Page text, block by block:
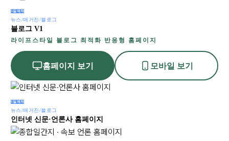
5일제작
뉴스/매거진/블로그
블로그 V1
라이프스타일 블로그 최적화 반응형 홈페이지
홈페이지 보기 모바일 보기
5일제작
뉴스/매거진/블로그
인터넷 신문·언론사 홈페이지